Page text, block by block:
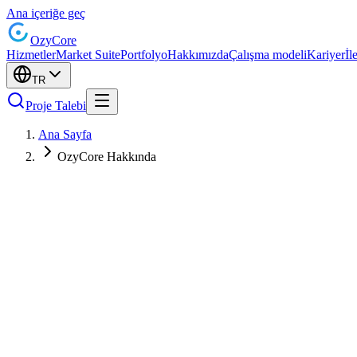
Ana içeriğe geç
OzyCore
HizmetlerMarket SuitePortfolyoHakkımızdaÇalışma modeliKariyer
TR
Proje Talebi
Ana Sayfa
OzyCore Hakkında